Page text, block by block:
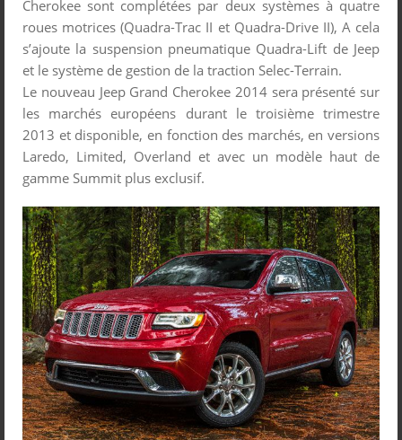
Cherokee sont complétées par deux systèmes à quatre
roues motrices (Quadra-Trac II et Quadra-Drive II), A cela
s’ajoute la suspension pneumatique Quadra-Lift de Jeep
et le système de gestion de la traction Selec-Terrain.
Le nouveau Jeep Grand Cherokee 2014 sera présenté sur
les marchés européens durant le troisième trimestre
2013 et disponible, en fonction des marchés, en versions
Laredo, Limited, Overland et avec un modèle haut de
gamme Summit plus exclusif.